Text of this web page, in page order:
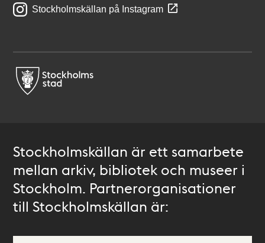
Stockholmskällan på Instagram
Stockholmskällan är ett samarbete
mellan arkiv, bibliotek och museer i
Stockholm. Partnerorganisationer
till Stockholmskällan är: